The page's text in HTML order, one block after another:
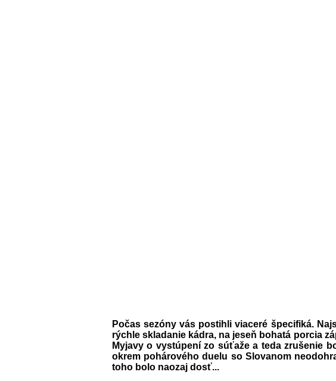
Počas sezóny vás postihli viaceré špecifiká.
rýchle skladanie kádra, na jeseň bohatá porcia
Myjavy o vystúpení zo súťaže a teda zrušenie
okrem pohárového duelu so Slovanom
toho bolo naozaj dosť...